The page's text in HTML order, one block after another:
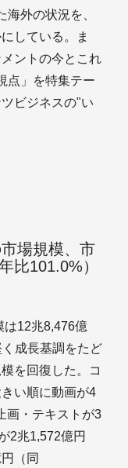
外の状況を、
している。ま
ントの今とこれ
点」を特集テー
ビジネスの"い
場規模、市
比101.0%）
は12兆8,476億
成長基調をたど
を回復した。コ
い順に動画が4
画・テキストが3
2兆1,572億円
（同